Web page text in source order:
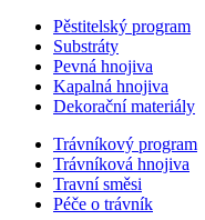
Pěstitelský program
Substráty
Pevná hnojiva
Kapalná hnojiva
Dekorační materiály
Trávníkový program
Trávníková hnojiva
Travní směsi
Péče o trávník